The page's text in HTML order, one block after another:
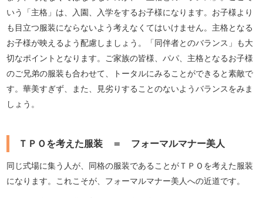
いう「主格」は、入園、入学をするお子様になります。お子様より
も目立つ服装にならないよう考えなくてはいけません。主格となる
お子様が映えるよう配慮しましょう。「同伴者とのバランス」も大
切なポイントとなります。ご家族の皆様、パパ、主格となるお子様
のご兄弟の服装も合わせて、トータルにみることができると素敵で
す。華美すぎず、また、見劣りすることのないようバランスをみま
しょう。
ＴＰＯを考えた服装 ＝ フォーマルマナー美人
同じ式場に集う人が、同格の服装であることがＴＰＯを考えた服装
になります。これこそが、フォーマルマナー美人への近道です。